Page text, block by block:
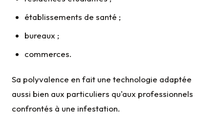
établissements de santé ;
bureaux ;
commerces.
Sa polyvalence en fait une technologie adaptée
aussi bien aux particuliers qu'aux professionnels
confrontés à une infestation.